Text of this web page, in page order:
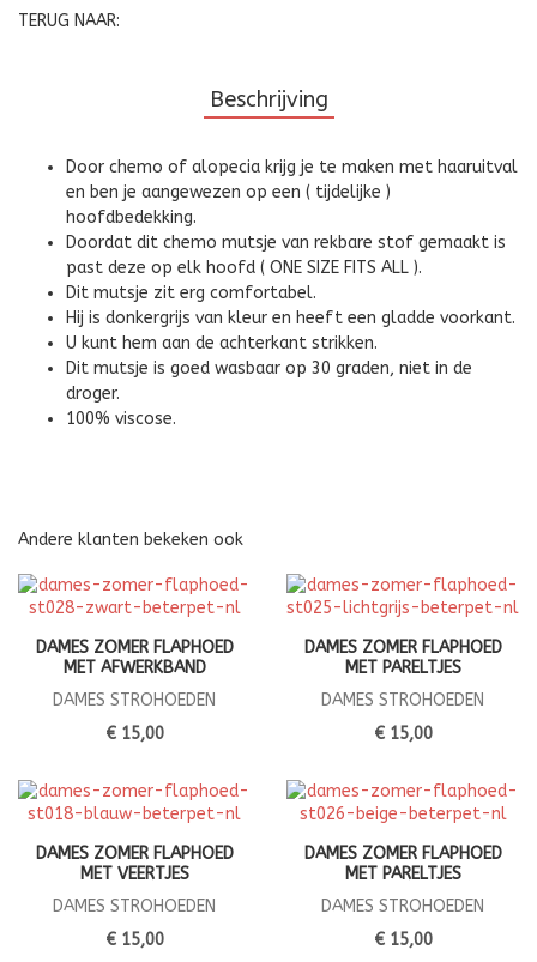
TERUG NAAR:
Beschrijving
Door chemo of alopecia krijg je te maken met haaruitval
en ben je aangewezen op een ( tijdelijke )
hoofdbedekking.
Doordat dit chemo mutsje van rekbare stof gemaakt is
past deze op elk hoofd ( ONE SIZE FITS ALL ).
Dit mutsje zit erg comfortabel.
Hij is donkergrijs van kleur en heeft een gladde voorkant.
U kunt hem aan de achterkant strikken.
Dit mutsje is goed wasbaar op 30 graden, niet in de
droger.
100% viscose.
Andere klanten bekeken ook
DAMES ZOMER FLAPHOED
MET AFWERKBAND
DAMES STROHOEDEN
€ 15,00
DAMES ZOMER FLAPHOED
MET PARELTJES
DAMES STROHOEDEN
€ 15,00
DAMES ZOMER FLAPHOED
MET VEERTJES
DAMES STROHOEDEN
€ 15,00
DAMES ZOMER FLAPHOED
MET PARELTJES
DAMES STROHOEDEN
€ 15,00